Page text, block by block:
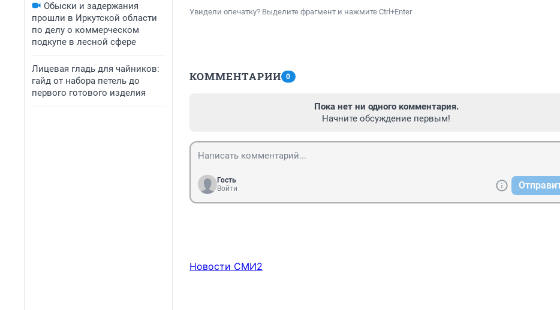
Обыски и задержания
прошли в Иркутской области
по делу о коммерческом
подкупе в лесной сфере
Лицевая гладь для чайников:
гайд от набора петель до
первого готового изделия
Увидели опечатку? Выделите фрагмент и нажмите Ctrl+Enter
КОММЕНТАРИИ 0
Пока нет ни одного комментария.
Начните обсуждение первым!
Гость
Войти
Новости СМИ2